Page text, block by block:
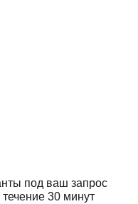
под ваш запрос
30 минут